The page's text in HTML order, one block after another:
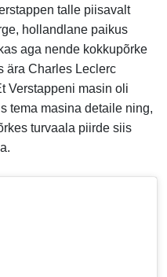
talle piisavalt
hollandlane paikus
aga nende kokkupõrke
ära Charles Leclerc
Verstappeni masin oli
tema masina detaile ning,
turvaala piirde siis